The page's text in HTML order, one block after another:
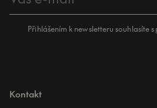
Přihlášením k newsletteru souhlasíte s
Kontakt